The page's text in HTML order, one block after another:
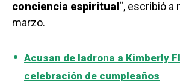
conciencia espiritual“, escribió a
marzo.
Acusan de ladrona a Kimberly
celebración de cumpleaños